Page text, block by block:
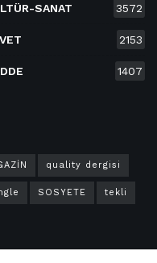
SANAT 3572
2153
1407
quality dergisi
SOSYETE tekli